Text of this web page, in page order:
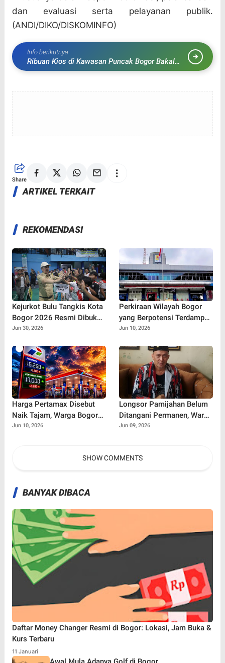
dan evaluasi serta pelayanan publik.
(ANDI/DIKO/DISKOMINFO)
Info berikutnya
Ribuan Kios di Kawasan Puncak Bogor Bakal
Dibongkar, Puncak Jadi 4 Lajur
Share
ARTIKEL TERKAIT
REKOMENDASI
Kejurkot Bulu Tangkis Kota
Bogor 2026 Resmi Dibuka,
316 Atlet Muda Berebut
Jun 30, 2026
Perkiraan Wilayah Bogor
yang Berpotensi Terdampak
Pemadaman Listrik, PLN
Jaringan
Jun 10, 2026
Harga Pertamax Disebut
Naik Tajam, Warga Bogor
Ramai Soroti Dampaknya
Jun 10, 2026
Longsor Pamijahan Belum
Ditangani Permanen, Warga
Khawatir Ancaman Longsor
Jun 09, 2026
SHOW COMMENTS
BANYAK DIBACA
Daftar Money Changer Resmi di Bogor: Lokasi, Jam Buka &
Kurs Terbaru
11 Januari